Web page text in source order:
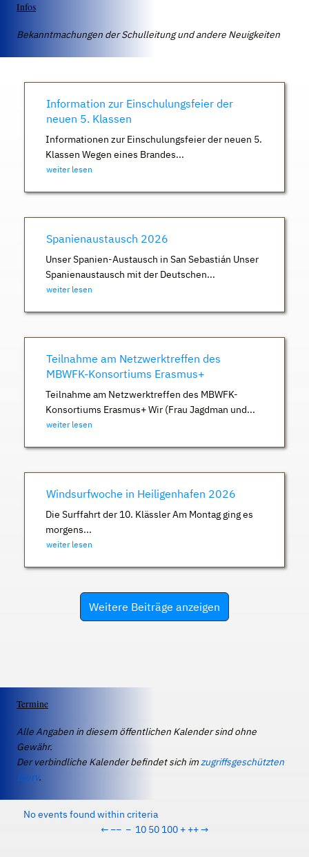
Infos
Bekanntmachungen der Schulleitung und andere Neuigkeiten
Information zur Einschulungsfeier der
neuen 5. Klassen
Informationen zur Einschulungsfeier der neuen 5.
Klassen Wegen eines Brandes...
weiter lesen
Spanienaustausch 2026
Unser Spanien-Austausch in San Sebastián Unser
Spanienaustausch mit der Deutschen...
weiter lesen
Teilnahme am Netzwerktreffen des
MBWFK-Konsortiums Erasmus+
Teilnahme am Netzwerktreffen des MBWFK-
Konsortiums Erasmus+ Wir (Frau Jagdman und...
weiter lesen
Windsurfwoche in Heiligenhafen 2026
Die Surffahrt der 10. Klässler Am Montag ging es
morgens...
weiter lesen
Weitere Beiträge anzeigen
Termine
Alle Angaben in diesem öffentlichen Kalender sind ohne
Gewähr.
Der verbindliche Kalender befindet sich imzugriffsgeschützten
IServ.
No events found within criteria
← −− − 10 50 100 + ++→